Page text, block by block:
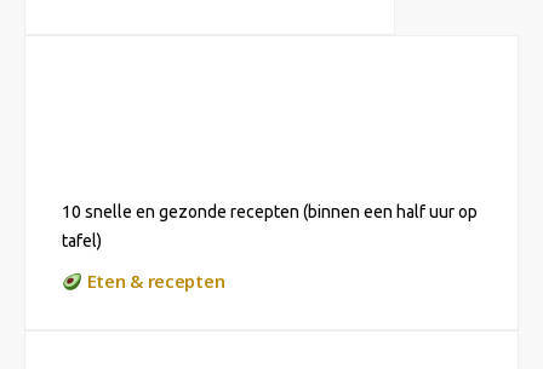
10 snelle en gezonde recepten (binnen een half uur op
tafel)
Eten & recepten